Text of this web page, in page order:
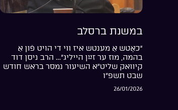
במשנת ברסלב
“כאָטש אַ מענטש איז ווי די הויט פֿון אַ
בהמה, מוז ער זײַן הייליג”… הרב ניסן דוד
קיוואק שליט”א השיעור נמסר בראש חודש
שבט תשפ”ו
26/01/2026